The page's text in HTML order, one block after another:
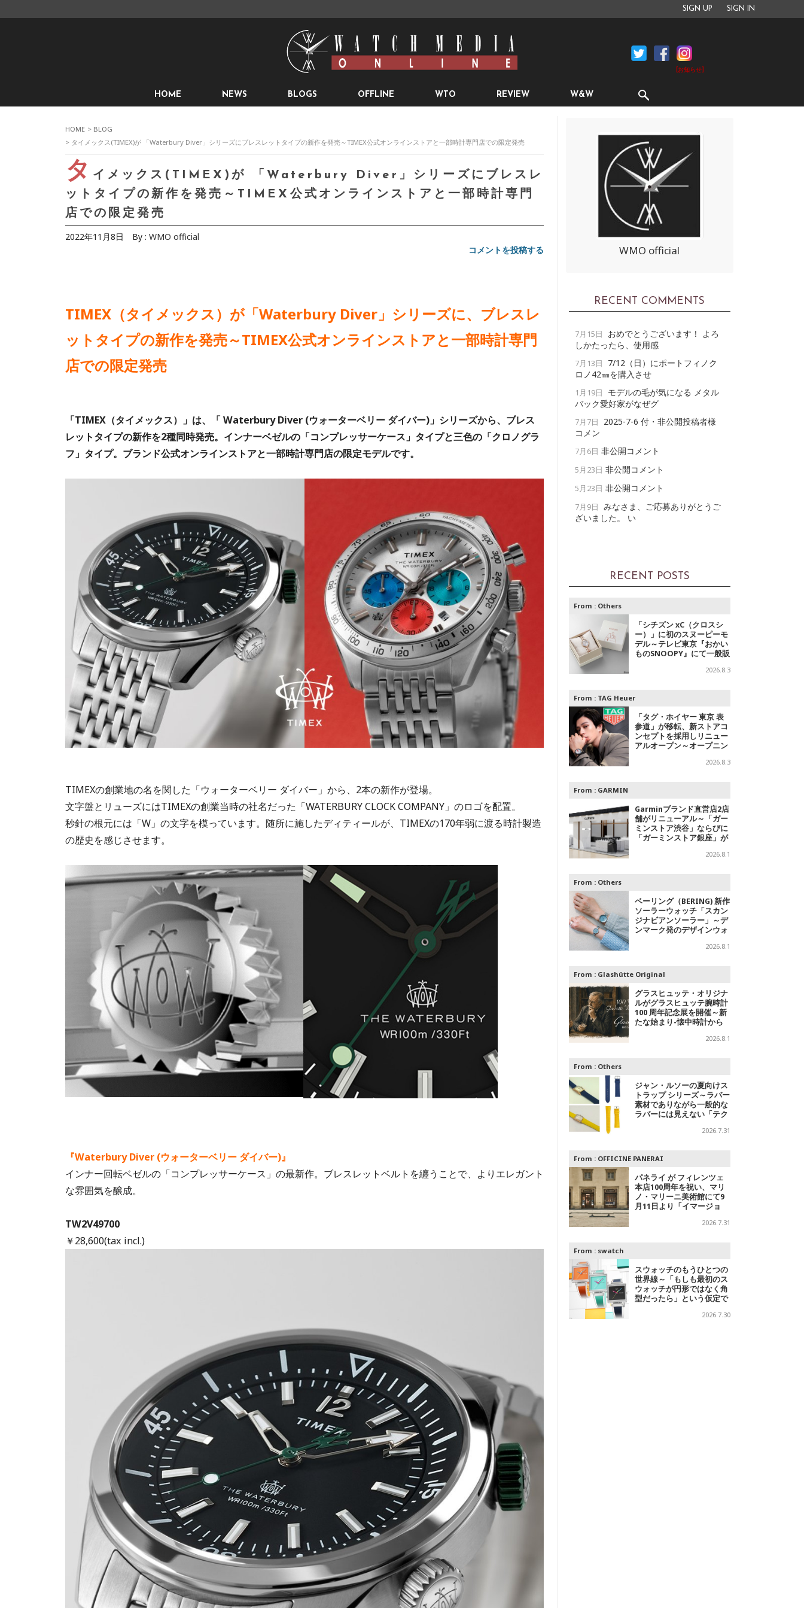
SIGN UP SIGN IN
[お知らせ]
HOME NEWS BLOGS OFFLINE WTO REVIEW W&W
HOME > BLOG
> タイメックス(TIMEX)が 「Waterbury Diver」シリーズにブレスレットタイプの新作を発売～TIMEX公式オンラインストアと一部時計専門店での限定発売
タ イメックス(TIMEX)が 「Waterbury Diver」シリーズにブレスレ
ットタイプの新作を発売～TIMEX公式オンラインストアと一部時計専門
店での限定発売
2022年11月8日 By : WMO official
コメントを投稿する
TIMEX（タイメックス）が「Waterbury Diver」シリーズに、ブレスレ
ットタイプの新作を発売～TIMEX公式オンラインストアと一部時計専門
店での限定発売
「TIMEX（タイメックス）」は、「 Waterbury Diver (ウォーターベリー ダイバー)」シリーズから、ブレス
レットタイプの新作を2種同時発売。インナーベゼルの「コンプレッサーケース」タイプと三色の「クロノグラ
フ」タイプ。ブランド公式オンラインストアと一部時計専門店の限定モデルです。
TIMEXの創業地の名を関した「ウォーターベリー ダイバー」から、2本の新作が登場。
文字盤とリューズにはTIMEXの創業当時の社名だった「WATERBURY CLOCK COMPANY」のロゴを配置。
秒針の根元には「W」の文字を模っています。随所に施したディティールが、TIMEXの170年弱に渡る時計製造
の歴史を感じさせます。
『Waterbury Diver (ウォーターベリー ダイバー)』
インナー回転ベゼルの「コンプレッサーケース」の最新作。ブレスレットベルトを纏うことで、よりエレガント
な雰囲気を醸成。
TW2V49700
￥28,600(tax incl.)
WMO official
RECENT COMMENTS
7月15日
おめでとうございます！ よろ
しかたったら、使用感
7月13日
7/12（日）にポートフィノク
ロノ42㎜を購入させ
1月19日
モデルの毛が気になる メタル
バック愛好家がなぜグ
7月7日
2025-7-6 付・非公開投稿者様
コメン
7月6日 非公開コメント
5月23日 非公開コメント
5月23日 非公開コメント
7月9日 みなさま、ご応募ありがとうご
ざいました。 い
RECENT POSTS
From : Others
「シチズン xC（クロスシ
ー）」に初のスヌーピーモ
デル～テレビ東京『おかい
ものSNOOPY』にて一般販
2026.8.3
From : TAG Heuer
「タグ・ホイヤー 東京 表
参道」が移転、新ストアコ
ンセプトを採用しリニュー
アルオープン～オープニン
2026.8.3
From : GARMIN
Garminブランド直営店2店
舗がリニューアル～「ガー
ミンストア渋谷」ならびに
「ガーミンストア銀座」が
2026.8.1
From : Others
ベーリング（BERING) 新作
ソーラーウォッチ「スカン
ジナビアンソーラー」～デ
ンマーク発のデザインウォ
スブルー」コレクション
2026.8.1
From : Glashütte Original
グラスヒュッテ・オリジナ
ルがグラスヒュッテ腕時計
100 周年記念展を開催～新
たな始まり-懐中時計から
2026.8.1
From : Others
ジャン・ルソーの夏向けス
トラップ シリーズ～ラバー
素材でありながら一般的な
ラバーには見えない「テク
2026.7.31
From : OFFICINE PANERAI
パネライ が フィレンツェ
本店100周年を祝い、マリ
ノ・マリーニ美術館にて9
月11日より「イマージョ
キシビションを開催2026.7.31
From : swatch
スウォッチのもうひとつの
世界線～「もしも最初のス
ウォッチが円形ではなく角
型だったら」という仮定で
2026.7.30